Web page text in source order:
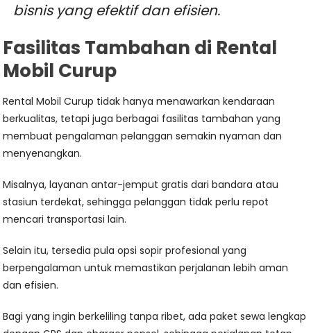
bisnis yang efektif dan efisien.
Fasilitas Tambahan di Rental
Mobil Curup
Rental Mobil Curup tidak hanya menawarkan kendaraan
berkualitas, tetapi juga berbagai fasilitas tambahan yang
membuat pengalaman pelanggan semakin nyaman dan
menyenangkan.
Misalnya, layanan antar-jemput gratis dari bandara atau
stasiun terdekat, sehingga pelanggan tidak perlu repot
mencari transportasi lain.
Selain itu, tersedia pula opsi sopir profesional yang
berpengalaman untuk memastikan perjalanan lebih aman
dan efisien.
Bagi yang ingin berkeliling tanpa ribet, ada paket sewa lengkap